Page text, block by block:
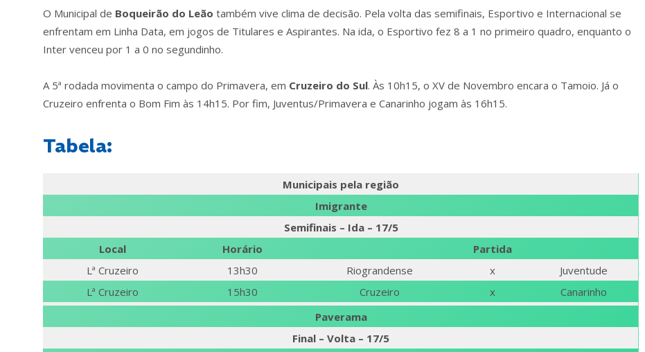
O Municipal de Boqueirão do Leão também vive clima de decisão. Pela volta das semifinais, Esportivo e Internacional se
enfrentam em Linha Data, em jogos de Titulares e Aspirantes. Na ida, o Esportivo fez 8 a 1 no primeiro quadro, enquanto o
Inter venceu por 1 a 0 no segundinho.
A 5ª rodada movimenta o campo do Primavera, em Cruzeiro do Sul. Às 10h15, o XV de Novembro encara o Tamoio. Já o
Cruzeiro enfrenta o Bom Fim às 14h15. Por fim, Juventus/Primavera e Canarinho jogam às 16h15.
Tabela:
Municipais pela região
Imigrante
Semifinais – Ida – 17/5
Local
Horário
Partida
Lª Cruzeiro
13h30 Riograndense x
Juventude
Lª Cruzeiro
15h30 Cruzeiro x
Canarinho
Paverama
Final – Volta – 17/5